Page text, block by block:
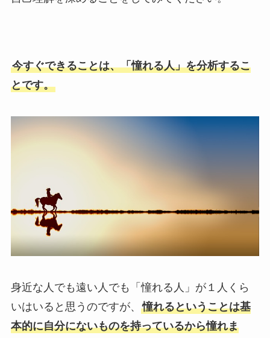
今すぐできることは、「憧れる人」を分析するこ
とです。
身近な人でも遠い人でも「憧れる人」が１人くら
いはいると思うのですが、 憧れるということは基
本的に自分にないものを持っているから憧れま